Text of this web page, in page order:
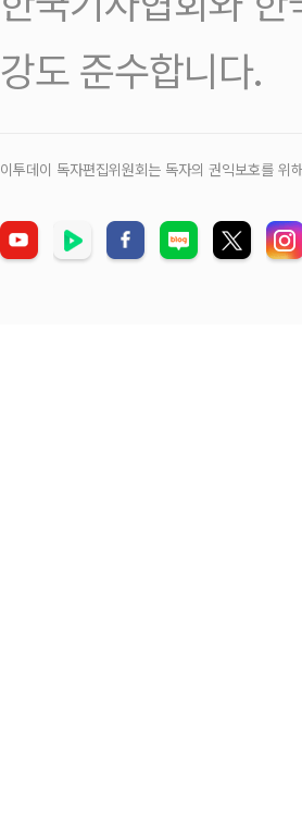
강도 준수합니다.
이투데이 독자편집위원회는 독자의 권익보호를 위